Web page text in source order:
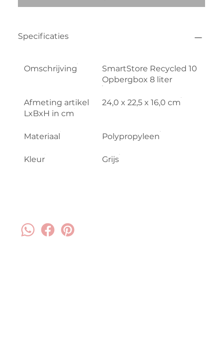
Specificaties
Omschrijving
SmartStore Recycled 10
Opbergbox 8 liter
Afmeting artikel
LxBxH in cm
24,0 x 22,5 x 16,0 cm
Materiaal Polypropyleen
Kleur Grijs